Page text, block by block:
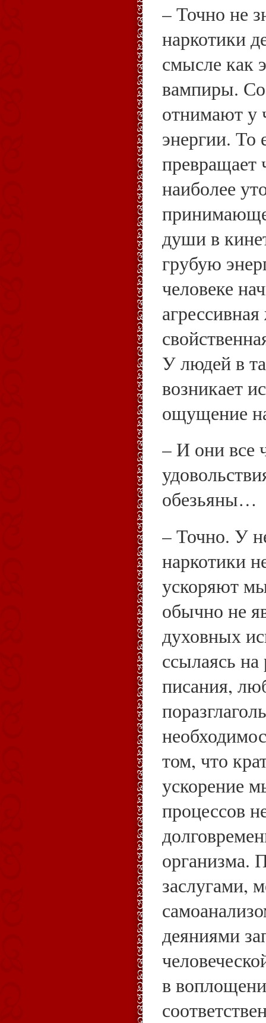
– Точно не
наркотики
смысле как
вампиры.
отнимают у
энергии. То
превращает
наиболее
души в
грубую
человеке
У людей в
возникает
ощущение
– И они все
обезьяны…
– Точно. У
наркотики
ускоряют
обычно не
духовных
ссылаясь
писания,
том, что
ускорение
процессов
организма.
заслугами,
деяниями
в